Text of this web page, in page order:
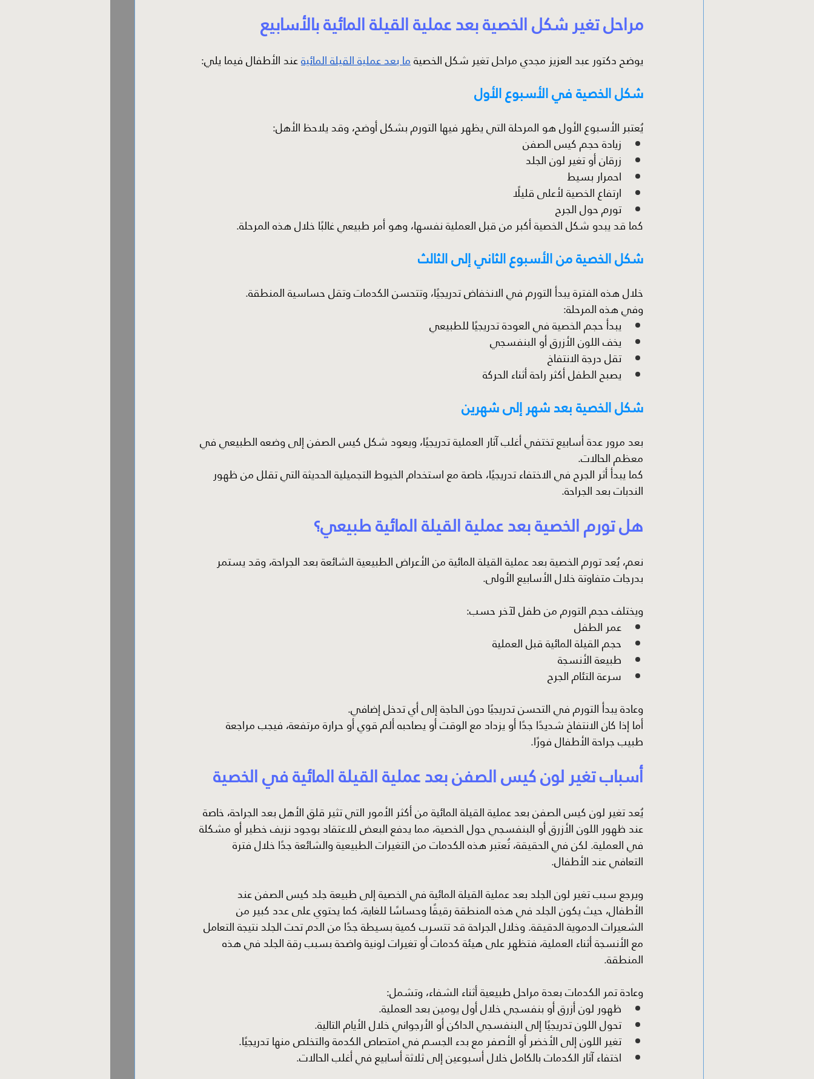
مراحل تغير شكل الخصية بعد عملية القيلة المائية بالأسابيع
يوضح دكتور عبد العزيز مجدي مراحل تغير شكل الخصية ما بعد عملية القيلة المائية عند الأطفال فيما يلي:
شكل الخصية في الأسبوع الأول
يُعتبر الأسبوع الأول هو المرحلة التي يظهر فيها التورم بشكل أوضح، وقد يلاحظ الأهل:
زيادة حجم كيس الصفن
زرقان أو تغير لون الجلد
احمرار بسيط
ارتفاع الخصية لأعلى قليلًا
تورم حول الجرح
كما قد يبدو شكل الخصية أكبر من قبل العملية نفسها، وهو أمر طبيعي غالبًا خلال هذه المرحلة.
شكل الخصية من الأسبوع الثاني إلى الثالث
خلال هذه الفترة يبدأ التورم في الانخفاض تدريجيًا، وتتحسن الكدمات وتقل حساسية المنطقة.
وفي هذه المرحلة:
يبدأ حجم الخصية في العودة تدريجيًا للطبيعي
يخف اللون الأزرق أو البنفسجي
تقل درجة الانتفاخ
يصبح الطفل أكثر راحة أثناء الحركة
شكل الخصية بعد شهر إلى شهرين
بعد مرور عدة أسابيع تختفي أغلب آثار العملية تدريجيًا، ويعود شكل كيس الصفن إلى وضعه الطبيعي في
معظم الحالات.
كما يبدأ أثر الجرح في الاختفاء تدريجيًا، خاصة مع استخدام الخيوط التجميلية الحديثة التي تقلل من ظهور
الندبات بعد الجراحة.
هل تورم الخصية بعد عملية القيلة المائية طبيعي؟
نعم، يُعد تورم الخصية بعد عملية القيلة المائية من الأعراض الطبيعية الشائعة بعد الجراحة، وقد يستمر
بدرجات متفاوتة خلال الأسابيع الأولى.
ويختلف حجم التورم من طفل لآخر حسب:
عمر الطفل
حجم القيلة المائية قبل العملية
طبيعة الأنسجة
سرعة التئام الجرح
وعادة يبدأ التورم في التحسن تدريجيًا دون الحاجة إلى أي تدخل إضافي.
أما إذا كان الانتفاخ شديدًا جدًا أو يزداد مع الوقت أو يصاحبه ألم قوي أو حرارة مرتفعة، فيجب مراجعة
طبيب جراحة الأطفال فورًا.
أسباب تغير لون كيس الصفن بعد عملية القيلة المائية في الخصية
يُعد تغير لون كيس الصفن بعد عملية القيلة المائية من أكثر الأمور التي تثير قلق الأهل بعد الجراحة، خاصة
عند ظهور اللون الأزرق أو البنفسجي حول الخصية، مما يدفع البعض للاعتقاد بوجود نزيف خطير أو مشكلة
في العملية. لكن في الحقيقة، تُعتبر هذه الكدمات من التغيرات الطبيعية والشائعة جدًا خلال فترة
التعافي عند الأطفال.
ويرجع سبب تغير لون الجلد بعد عملية القيلة المائية في الخصية إلى طبيعة جلد كيس الصفن عند
الأطفال، حيث يكون الجلد في هذه المنطقة رقيقًا وحساسًا للغاية، كما يحتوي على عدد كبير من
الشعيرات الدموية الدقيقة. وخلال الجراحة قد تتسرب كمية بسيطة جدًا من الدم تحت الجلد نتيجة التعامل
مع الأنسجة أثناء العملية، فتظهر على هيئة كدمات أو تغيرات لونية واضحة بسبب رقة الجلد في هذه
المنطقة.
وعادة تمر الكدمات بعدة مراحل طبيعية أثناء الشفاء، وتشمل:
ظهور لون أزرق أو بنفسجي خلال أول يومين بعد العملية.
تحول اللون تدريجيًا إلى البنفسجي الداكن أو الأرجواني خلال الأيام التالية.
تغير اللون إلى الأخضر أو الأصفر مع بدء الجسم في امتصاص الكدمة والتخلص منها تدريجيًا.
اختفاء آثار الكدمات بالكامل خلال أسبوعين إلى ثلاثة أسابيع في أغلب الحالات.